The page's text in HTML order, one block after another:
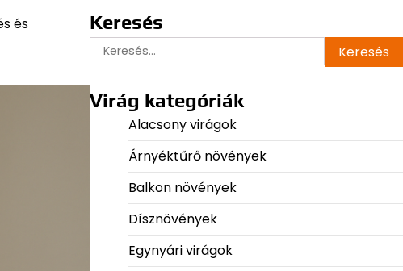
és
Keresés
Keresés:
Virág kategóriák
Alacsony virágok
Árnyéktűrő növények
Balkon növények
Dísznövények
Egynyári virágok